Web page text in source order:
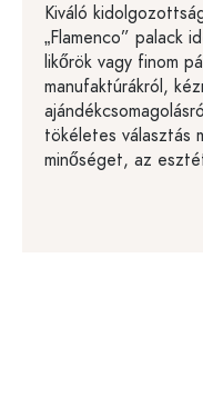
Kiváló
„Flamenco” palack
likőrök vagy finom
manufaktúrákról,
tökéletes választás
minőséget, az